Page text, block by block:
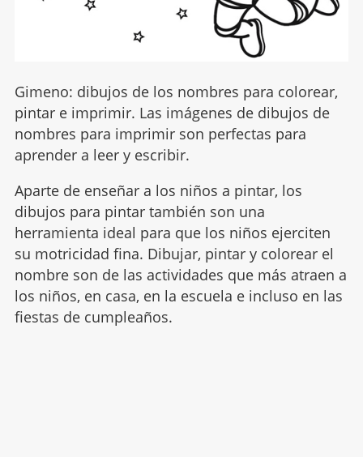
Gimeno: dibujos de los nombres para colorear,
pintar e imprimir. Las imágenes de dibujos de
nombres para imprimir son perfectas para
aprender a leer y escribir.
Aparte de enseñar a los niños a pintar, los
dibujos para pintar también son una
herramienta ideal para que los niños ejerciten
su motricidad fina. Dibujar, pintar y colorear el
nombre son de las actividades que más atraen a
los niños, en casa, en la escuela e incluso en las
fiestas de cumpleaños.